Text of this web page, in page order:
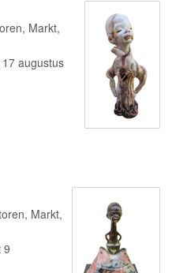
Markt,
augustus
Markt,
9